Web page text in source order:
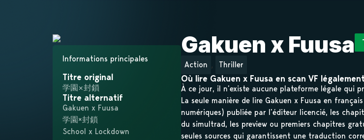
Gakuen x Fuusa
Action Thriller
Où lire Gakuen x Fuusa en scan VF
À ce jour, il n’existe aucune plateforme légale qui
La seule manière de lire Gakuen x Fuusa en
numériques) publiée par l’éditeur licencié, les
du simultrad, les preview ou premiers chapitres
seules sources qui garantissent une traduction
Informations principales
Titre original
学園×封鎖
Titre alternatif
Gakuen x Fuusa
学園×封鎖
School x Lockdown